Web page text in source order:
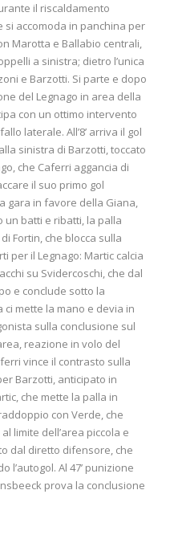
il riscaldamento
si accomoda in panchina per
Marotta e Ballabio centrali,
a sinistra; dietro l’unica
e Barzotti. Si parte e dopo
del Legnago in area della
con un ottimo intervento
laterale. All’8’ arriva il gol
sinistra di Barzotti, toccato
che Caferri aggancia di
il suo primo gol
gara in favore della Giana,
un batti e ribatti, la palla
Fortin, che blocca sulla
per il Legnago: Martic calcia
su Svidercoschi, che dal
e conclude sotto la
mette la mano e devia in
sulla conclusione sul
reazione in volo del
vince il contrasto sulla
Barzotti, anticipato in
che mette la palla in
con Verde, che
limite dell’area piccola e
dal diretto difensore, che
l’autogol. Al 47’ punizione
prova la conclusione